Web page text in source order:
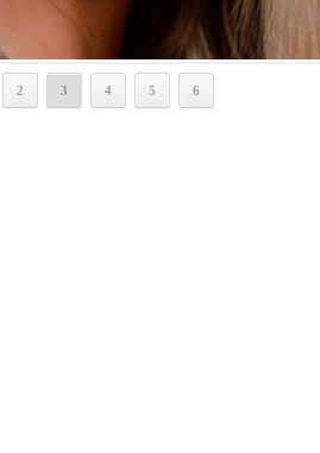
2 3 4 5 6